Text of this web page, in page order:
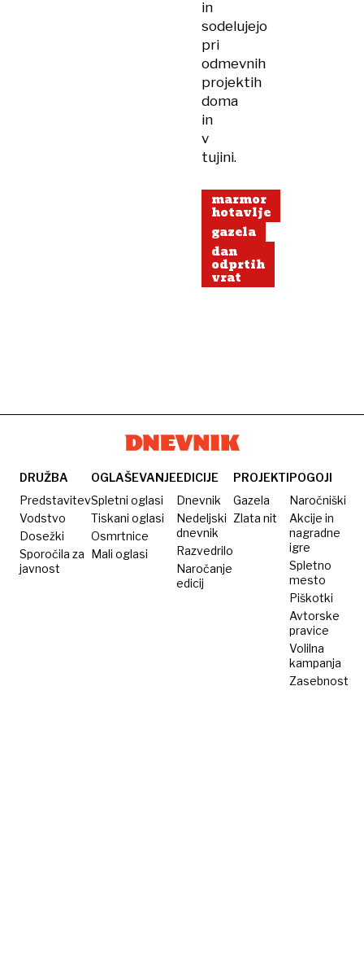
in
sodelujejo
pri
odmevnih
projektih
doma
in
v
tujini.
marmor
hotavlje
gazela
dan
odprtih
vrat
DRUŽBA
Predstavitev
Vodstvo
Dosežki
Sporočila za
javnost
OGLAŠEVANJE
Spletni oglasi
Tiskani oglasi
Osmrtnice
Mali oglasi
EDICIJE
Dnevnik
Nedeljski
dnevnik
Razvedrilo
Naročanje
edicij
PROJEKTI
Gazela
Zlata nit
POGOJI
Naročniški
Akcije in
nagradne
igre
Spletno
mesto
Piškotki
Avtorske
pravice
Volilna
kampanja
Zasebnost